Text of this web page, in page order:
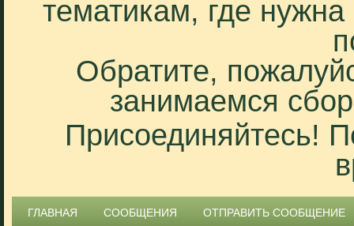
тематикам, где
Обратите,
занимаемся
Присоединяйтесь!
ГЛАВНАЯ СООБЩЕНИЯ
ОТПРАВИТЬ СООБЩЕНИЕ